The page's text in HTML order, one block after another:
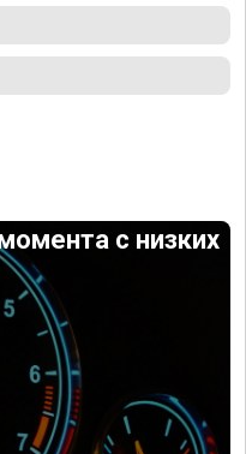
с низких